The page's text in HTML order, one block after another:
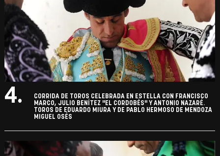
4.
CORRIDA DE TOROS CELEBRADA EN ESTELLA CON FRANCISCO
MARCO, JULIO BENÍTEZ "EL CORDOBÉS" Y ANTONIO NAZARÉ.
TOROS DE EDUARDO MIURA Y DE PABLO HERMOSO DE MENDOZA
MIGUEL OSÉS